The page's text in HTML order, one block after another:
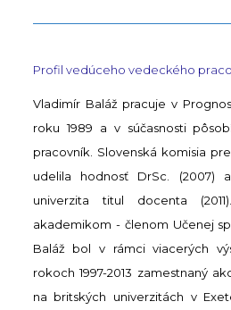
Profil vedúceho vedeckého
Vladimír Baláž pracuje v
roku 1989 a v súčasnosti
pracovník. Slovenská komisia
udelila hodnosť DrSc. (2007)
univerzita titul docenta
akademikom - členom Učenej
Baláž bol v rámci viacerých
rokoch 1997-2013 zamestnaný
na britských univerzitách v